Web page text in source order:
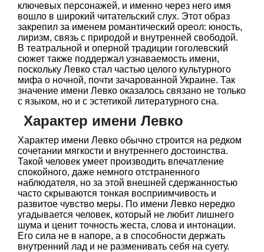
ключевых персонажей, и именно через него имя
вошло в широкий читательский слух. Этот образ
закрепил за именем романтический ореол: юность,
лиризм, связь с природой и внутренней свободой.
В театральной и оперной традиции гоголевский
сюжет также поддержал узнаваемость имени,
поскольку Левко стал частью целого культурного
мифа о ночной, почти зачарованной Украине. Так
значение имени Левко оказалось связано не только
с языком, но и с эстетикой литературного сна.
Характер имени Левко
Характер имени Левко обычно строится на редком
сочетании мягкости и внутреннего достоинства.
Такой человек умеет производить впечатление
спокойного, даже немного отстраненного
наблюдателя, но за этой внешней сдержанностью
часто скрываются тонкая восприимчивость и
развитое чувство меры. По имени Левко нередко
угадывается человек, который не любит лишнего
шума и ценит точность жеста, слова и интонации.
Его сила не в напоре, а в способности держать
внутренний лад и не разменивать себя на суету.